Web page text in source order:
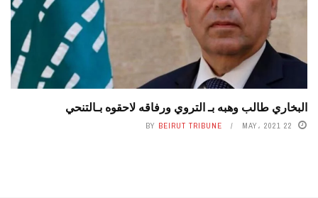
البخاري طالب وهبه بـ التروي ورفاقه لاحقوه بـالتنحي
22 MAY، 2021 BY BEIRUT TRIBUNE